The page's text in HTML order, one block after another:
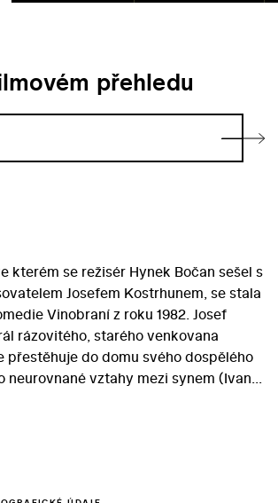
přehledu
kterém se režisér Hynek Bočan sešel s
Josefem Kostrhunem, se stala
Vinobraní z roku 1982. Josef
rázovitého, starého venkovana
přestěhuje do domu svého dospělého
neurovnané vztahy mezi synem (Ivan
hřebčíně. Spolu se svým přítelem